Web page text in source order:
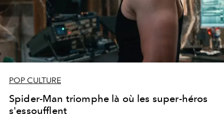
POP CULTURE
Spider-Man triomphe là où les super-héros
s'essoufflent